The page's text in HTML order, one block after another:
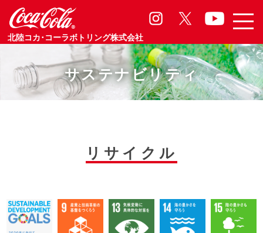
北陸コカ･コーラボトリング株式会社
サステナビリティ
リサイクル